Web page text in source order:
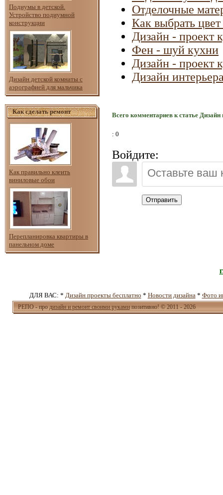
Подиумы в детской.
Устройство подиумной
конструкции
Дизайн детской комнаты с
аэрографией для мальчика
Как сделать ремонт
Как правильно клеить
виниловые обои
Перепланировка квартиры в
панельном доме
Отделочные
Как выбрать
Дизайн - проект
Фен - шуй кухни
Дизайн - проект
Дизайн
Всего комментариев к статье
: 0
Войдите:
Отправить
ДЛЯ ВАС: * Дизайн проекты бесплатно * Новости дизайна* Фото
РЕПО - продизайн и ремонт своими рукамипозитивно! © 2011 - 2026